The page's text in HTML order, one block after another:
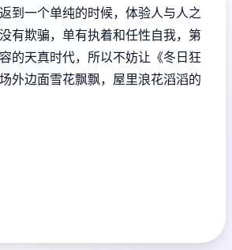
到一个单纯的时候，体验人与人之
有欺骗，单有执着和任性自我，第
的天真时代，所以不妨让《冬日狂
外边面雪花飘飘，屋里浪花滔滔​​的